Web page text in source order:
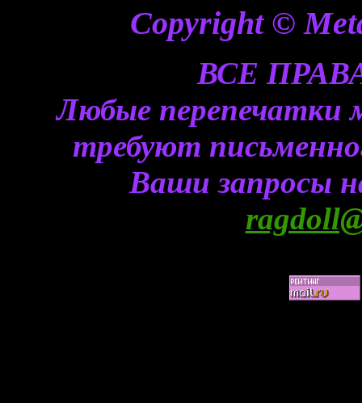
Copyright ©
ВСЕ
Любые перепечатки
требуют
Ваши запросы